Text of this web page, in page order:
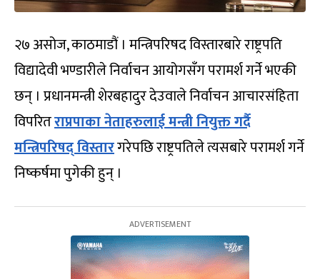
२७ असोज, काठमाडौं । मन्त्रिपरिषद विस्तारबारे राष्ट्रपति
विद्यादेवी भण्डारीले निर्वाचन आयोगसँग परामर्श गर्ने भएकी
छन् । प्रधानमन्त्री शेरबहादुर देउवाले निर्वाचन आचारसंहिता
विपरितराप्रपाका नेताहरुलाई मन्त्री नियुक्त गर्दै
मन्त्रिपरिषद् विस्तारगरेपछि राष्ट्रपतिले त्यसबारे परामर्श गर्ने
निष्कर्षमा पुगेकी हुन् ।